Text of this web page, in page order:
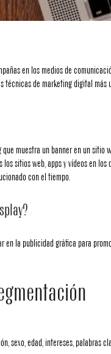
en los medios de
técnicas de marketing digital
muestra un banner en un
los sitios web, apps y vídeos en
con el tiempo.
en la publicidad gráfica para
sexo, edad, intereses, palabras